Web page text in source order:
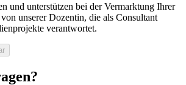
und unterstützen bei der Vermarktung Ihrer
unserer Dozentin, die als Consultant
verantwortet.